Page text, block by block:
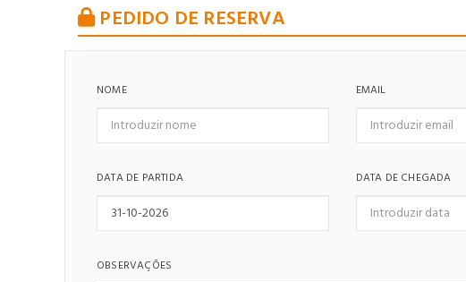
PEDIDO DE RESERVA
NOME EMAIL
DATA DE PARTIDA DATA DE CHEGADA
OBSERVAÇÕES